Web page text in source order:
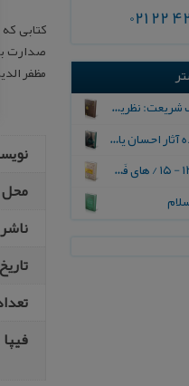
صدارت
مظفر
ناشر
فیپا
021 22
تکامل معرفت دینی
احسان یارشاطر